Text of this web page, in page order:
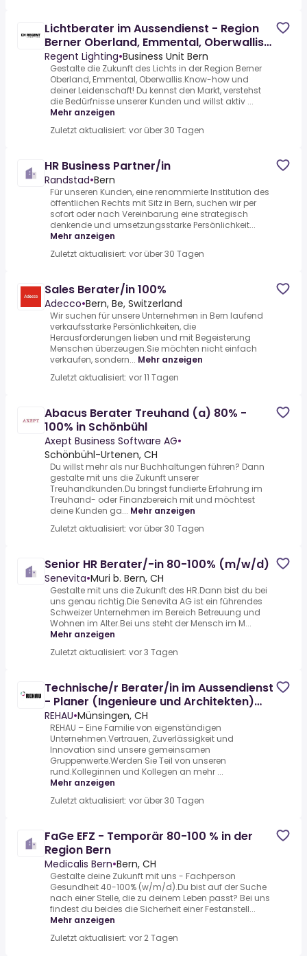
Lichtberater im Aussendienst - Region
Berner Oberland, Emmental, Oberwallis
(m/w)
Regent Lighting•Business Unit Bern
Gestalte die Zukunft des Lichts in der.Region Berner
Oberland, Emmental, Oberwallis.Know-how und
deiner Leidenschaft! Du kennst den Markt, verstehst
die Bedürfnisse unserer Kunden und willst aktiv ...
Mehr anzeigen
Zuletzt aktualisiert: vor über 30 Tagen
HR Business Partner/in
Randstad•Bern
Für unseren Kunden, eine renommierte Institution des
öffentlichen Rechts mit Sitz in Bern, suchen wir per
sofort oder nach Vereinbarung eine strategisch
denkende und umsetzungsstarke Persönlichkeit...
Mehr anzeigen
Zuletzt aktualisiert: vor über 30 Tagen
Sales Berater/in 100%
Adecco•Bern, Be, Switzerland
Wir suchen für unsere Unternehmen in Bern laufend
verkaufsstarke Persönlichkeiten, die
Herausforderungen lieben und mit Begeisterung
Menschen überzeugen.Sie möchten nicht einfach
verkaufen, sondern... Mehr anzeigen
Zuletzt aktualisiert: vor 11 Tagen
Abacus Berater Treuhand (a) 80% -
100% in Schönbühl
Axept Business Software AG•
Schönbühl-Urtenen, CH
Du willst mehr als nur Buchhaltungen führen? Dann
gestalte mit uns die Zukunft unserer
Treuhandkunden.Du bringst fundierte Erfahrung im
Treuhand- oder Finanzbereich mit und möchtest
deine Kunden ga... Mehr anzeigen
Zuletzt aktualisiert: vor über 30 Tagen
Senior HR Berater/-in 80-100% (m/w/d)
Senevita•Muri b. Bern, CH
Gestalte mit uns die Zukunft des HR.Dann bist du bei
uns genau richtig.Die Senevita AG ist ein führendes
Schweizer Unternehmen im Bereich Betreuung und
Wohnen im Alter.Bei uns steht der Mensch im M...
Mehr anzeigen
Zuletzt aktualisiert: vor 3 Tagen
Technische/r Berater/in im Aussendienst
- Planer (Ingenieure und Architekten)
(m/w/d)
REHAU•Münsingen, CH
REHAU – Eine Familie von eigenständigen
Unternehmen.Vertrauen, Zuverlässigkeit und
Innovation sind unsere gemeinsamen
Gruppenwerte.Werden Sie Teil von unseren
rund.Kolleginnen und Kollegen an mehr ...
Mehr anzeigen
Zuletzt aktualisiert: vor über 30 Tagen
FaGe EFZ - Temporär 80-100 % in der
Region Bern
Medicalis Bern•Bern, CH
Gestalte deine Zukunft mit uns - Fachperson
Gesundheit 40-100% (w/m/d).Du bist auf der Suche
nach einer Stelle, die zu deinem Leben passt? Bei uns
findest du beides die Sicherheit einer Festanstell...
Mehr anzeigen
Zuletzt aktualisiert: vor 2 Tagen